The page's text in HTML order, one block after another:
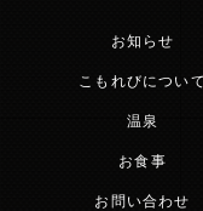
お知らせ
こもれびについて
温泉
お食事
お問い合わせ